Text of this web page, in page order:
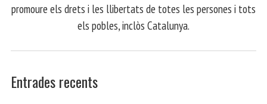
promoure els drets i les llibertats de totes les persones i tots
els pobles, inclòs Catalunya.
Entrades recents